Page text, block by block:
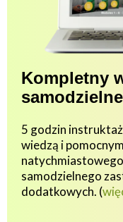
Kompletny
5 godzin
wiedzą i
samodzielnego
dodatkowych. (